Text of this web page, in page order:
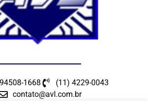
1668
(11) 4229-0043
contato@avl.com.br